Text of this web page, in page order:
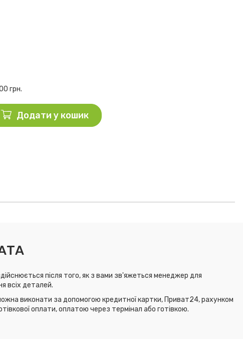
грн.
Додати у кошик
після того, як з вами зв'яжеться менеджер для
всіх деталей.
виконати за допомогою кредитної картки, Приват24, рахунком
оплати, оплатою через термінал або готівкою.